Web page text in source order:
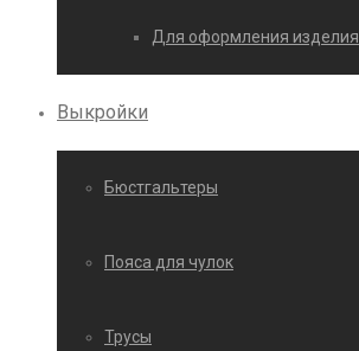
Для оформления изделия
Выкройки
Бюстгальтеры
Пояса для чулок
Трусы